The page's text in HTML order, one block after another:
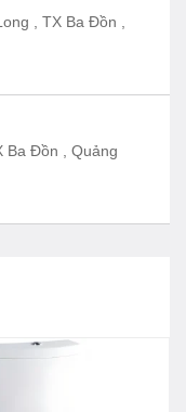
, TX Ba Đồn ,
Ba Đồn , Quảng